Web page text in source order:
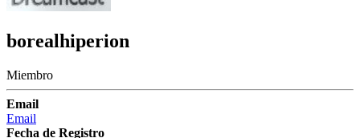
borealhiperion
Miembro
Email
Email
Fecha de Registro